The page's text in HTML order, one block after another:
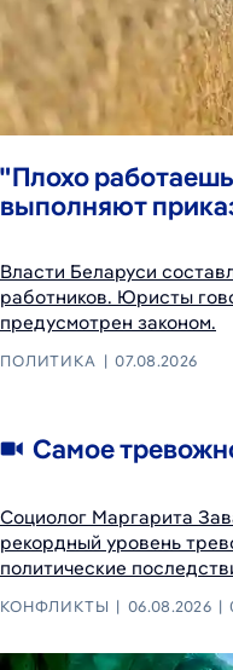
"Плохо
выполняют
Власти Беларуси
работников. Юристы
предусмотрен законом.
ПОЛИТИКА 07.08.2026
Самое
Социолог Маргарита
рекордный уровень
политические
КОНФЛИКТЫ 06.08.2026